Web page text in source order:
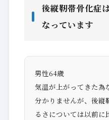
後縦靭帯骨化症
なっています
男性64歳
気温が上がってきた為
分かりませんが、後縦
るさについては以前